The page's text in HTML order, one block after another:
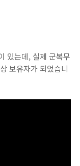
있는데, 실제 군복무
보유자가 되었습니